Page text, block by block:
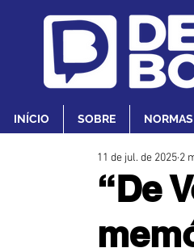
INÍCIO SOBRE
“De
11 de jul. de 2025 2